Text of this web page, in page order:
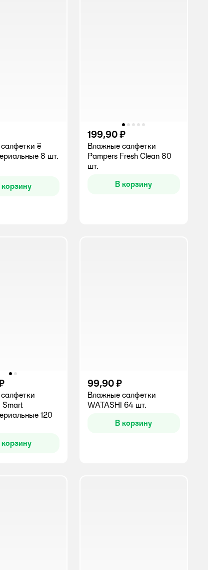
ё
8 шт.
корзину
199,90 ₽
Влажные салфетки
Pampers Fresh Clean 80
шт.
В корзину
120
корзину
99,90 ₽
Влажные салфетки
WATASHI 64 шт.
В корзину